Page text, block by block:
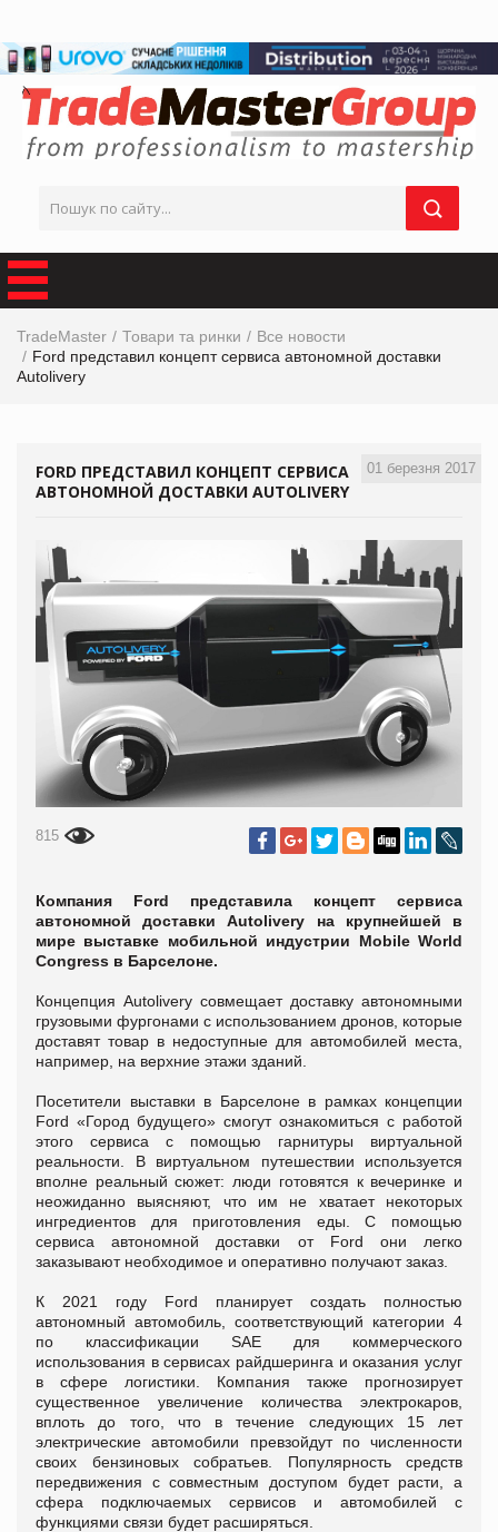
TradeMaster Товари та ринки
Все новости
Ford представил концепт сервиса автономной доставки
Autolivery
01 березня 2017
FORD ПРЕДСТАВИЛ КОНЦЕПТ СЕРВИСА
АВТОНОМНОЙ ДОСТАВКИ AUTOLIVERY
815
Компания Ford представила концепт сервиса
автономной доставки Autolivery на крупнейшей в
мире выставке мобильной индустрии Mobile World
Congress в Барселоне.
Концепция Autolivery совмещает доставку автономными
грузовыми фургонами с использованием дронов, которые
доставят товар в недоступные для автомобилей места,
например, на верхние этажи зданий.
Посетители выставки в Барселоне в рамках концепции
Ford «Город будущего» смогут ознакомиться с работой
этого сервиса с помощью гарнитуры виртуальной
реальности. В виртуальном путешествии используется
вполне реальный сюжет: люди готовятся к вечеринке и
неожиданно выясняют, что им не хватает некоторых
ингредиентов для приготовления еды. С помощью
сервиса автономной доставки от Ford они легко
заказывают необходимое и оперативно получают заказ.
К 2021 году Ford планирует создать полностью
автономный автомобиль, соответствующий категории 4
по классификации SAE для коммерческого
использования в сервисах райдшеринга и оказания услуг
в сфере логистики. Компания также прогнозирует
существенное увеличение количества электрокаров,
вплоть до того, что в течение следующих 15 лет
электрические автомобили превзойдут по численности
своих бензиновых собратьев. Популярность средств
передвижения с совместным доступом будет расти, а
сфера подключаемых сервисов и автомобилей с
функциями связи будет расширяться.